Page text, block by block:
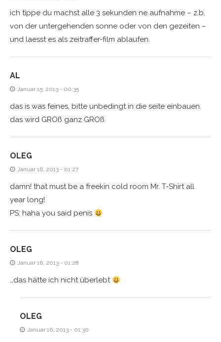
ich tippe du machst alle 3 sekunden ne aufnahme – z.b.
von der untergehenden sonne oder von den gezeiten –
und laesst es als zeitraffer-film ablaufen.
AL
Januar 15, 2013 - 00:35
das is was feines, bitte unbedingt in die seite einbauen.
das wird GROß ganz GROß
OLEG
Januar 16, 2013 - 01:27
damn! that must be a freekin cold room Mr. T-Shirt all
year long!
PS: haha you said penis
OLEG
Januar 16, 2013 - 01:28
…das hätte ich nicht überlebt
OLEG
Januar 16, 2013 - 01:30